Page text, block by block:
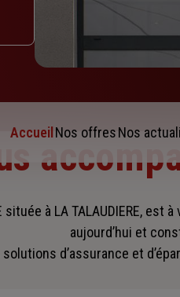
Accueil Nos offresNos
située à LA TALAUDIERE,
aujourd’hui et
solutions d’assurance et